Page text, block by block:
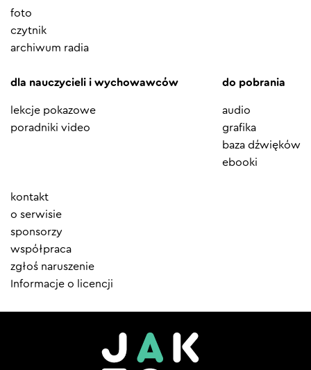
foto
czytnik
archiwum radia
dla nauczycieli i wychowawców
lekcje pokazowe
poradniki video
do pobrania
audio
grafika
baza dźwięków
ebooki
Element
menu
kontakt
o serwisie
sponsorzy
współpraca
zgłoś naruszenie
Informacje o licencji